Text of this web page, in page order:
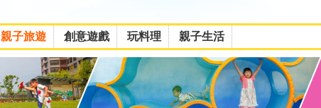
親子旅遊 創意遊戲 玩料理 親子生活